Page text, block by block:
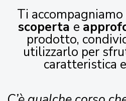
Ti
scoperta e
prodotto,
utilizzarlo per
caratteristica